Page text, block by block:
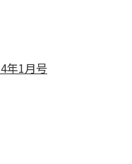
年1月号